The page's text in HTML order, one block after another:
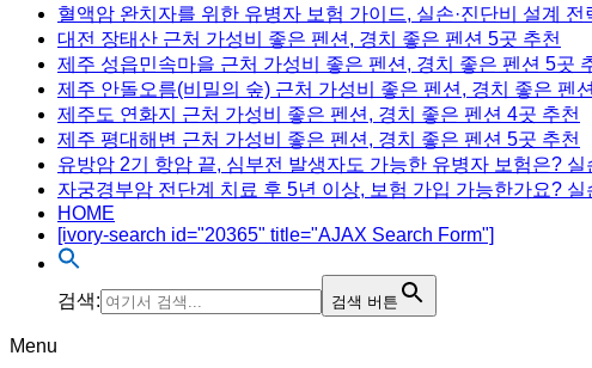
혈액암 완치자를 위한 유병자 보험 가이드, 실손·진단비 설계 전
대전 장태산 근처 가성비 좋은 펜션, 경치 좋은 펜션 5곳 추천
제주 성읍민속마을 근처 가성비 좋은 펜션, 경치 좋은 펜션 5곳
제주 안돌오름(비밀의 숲) 근처 가성비 좋은 펜션, 경치 좋은 펜
제주도 연화지 근처 가성비 좋은 펜션, 경치 좋은 펜션 4곳 추천
제주 평대해변 근처 가성비 좋은 펜션, 경치 좋은 펜션 5곳 추천
유방암 2기 항암 끝, 심부전 발생자도 가능한 유병자 보험은? 실
자궁경부암 전단계 치료 후 5년 이상, 보험 가입 가능한가요?
HOME
[ivory-search id="20365" title="AJAX Search Form"]
검색: 검색 버튼
Menu